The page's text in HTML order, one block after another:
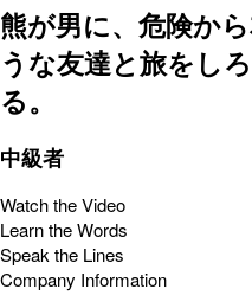
熊が男に、危険か
うな友達と旅をし
る。
中級者
Watch the Video
Learn the Words
Speak the Lines
Company Information